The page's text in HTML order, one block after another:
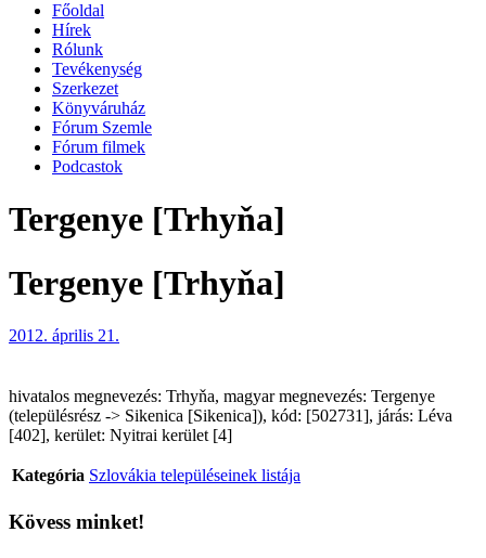
Főoldal
Hírek
Rólunk
Tevékenység
Szerkezet
Könyváruház
Fórum Szemle
Fórum filmek
Podcastok
Tergenye [Trhyňa]
Tergenye [Trhyňa]
2012. április 21.
hivatalos megnevezés: Trhyňa, magyar megnevezés: Tergenye
(településrész -> Sikenica [Sikenica]), kód: [502731], járás: Léva
[402], kerület: Nyitrai kerület [4]
Kategória Szlovákia településeinek listája
Kövess minket!